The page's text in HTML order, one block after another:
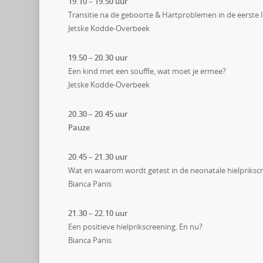
Transitie na de geboorte & Hartproblemen in de eerste
Jetske Kodde-Overbeek
19.50 – 20.30 uur
Een kind met een souffle, wat moet je ermee?
Jetske Kodde-Overbeek
20.30 – 20.45 uur
Pauze
20.45 – 21.30 uur
Wat en waarom wordt getest in de neonatale
Bianca Panis
21.30 – 22.10 uur
Een positieve hielprikscreening. En nu?
Bianca Panis